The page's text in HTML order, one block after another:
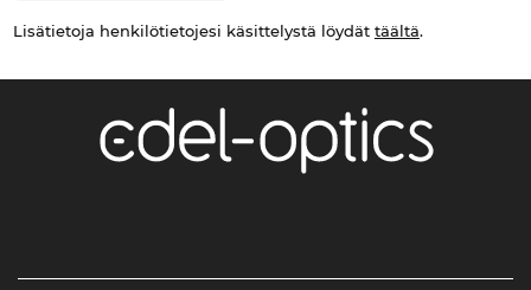
Lisätietoja henkilötietojesi käsittelystä löydät täältä.